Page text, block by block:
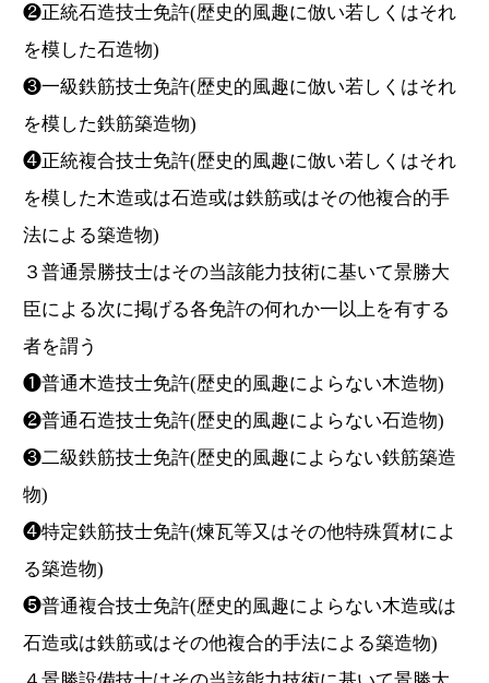
❷正統石造技士免許(歴史的風趣に倣い若しくはそれ
を模した石造物)
❸一級鉄筋技士免許(歴史的風趣に倣い若しくはそれ
を模した鉄筋築造物)
❹正統複合技士免許(歴史的風趣に倣い若しくはそれ
を模した木造或は石造或は鉄筋或はその他複合的手
法による築造物)
３普通景勝技士はその当該能力技術に基いて景勝大
臣による次に掲げる各免許の何れか一以上を有する
者を謂う
❶普通木造技士免許(歴史的風趣によらない木造物)
❷普通石造技士免許(歴史的風趣によらない石造物)
❸二級鉄筋技士免許(歴史的風趣によらない鉄筋築造
物)
❹特定鉄筋技士免許(煉瓦等又はその他特殊質材によ
る築造物)
❺普通複合技士免許(歴史的風趣によらない木造或は
石造或は鉄筋或はその他複合的手法による築造物)